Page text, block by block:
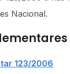
Nacional.
123/2006